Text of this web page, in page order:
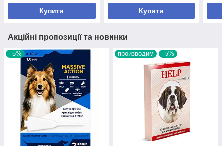
Купити Купити
Акційні пропозиції та новинки
–5% производим –5%